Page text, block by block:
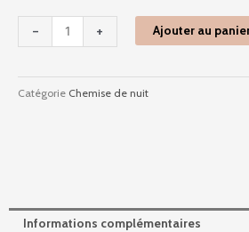
- + Ajouter au
Catégorie Chemise de nuit
Informations complémentaires